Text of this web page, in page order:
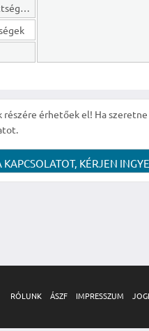
Hosszú lejáratú kötelezettségek
érhetőek el! Ha
KAPCSOLATOT, KÉRJEN
RÓLUNK ÁSZF IMPRESSZUM